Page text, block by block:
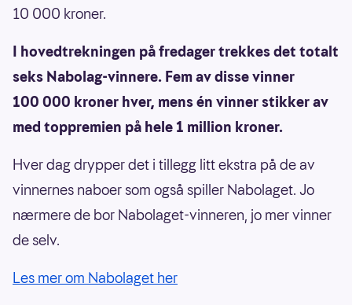
10 000 kroner.
I hovedtrekningen på fredager trekkes det totalt
seks Nabolag-vinnere. Fem av disse vinner
100 000 kroner hver, mens én vinner stikker av
med toppremien på hele 1 million kroner.
Hver dag drypper det i tillegg litt ekstra på de av
vinnernes naboer som også spiller Nabolaget. Jo
nærmere de bor Nabolaget-vinneren, jo mer vinner
de selv.
Les mer om Nabolaget her